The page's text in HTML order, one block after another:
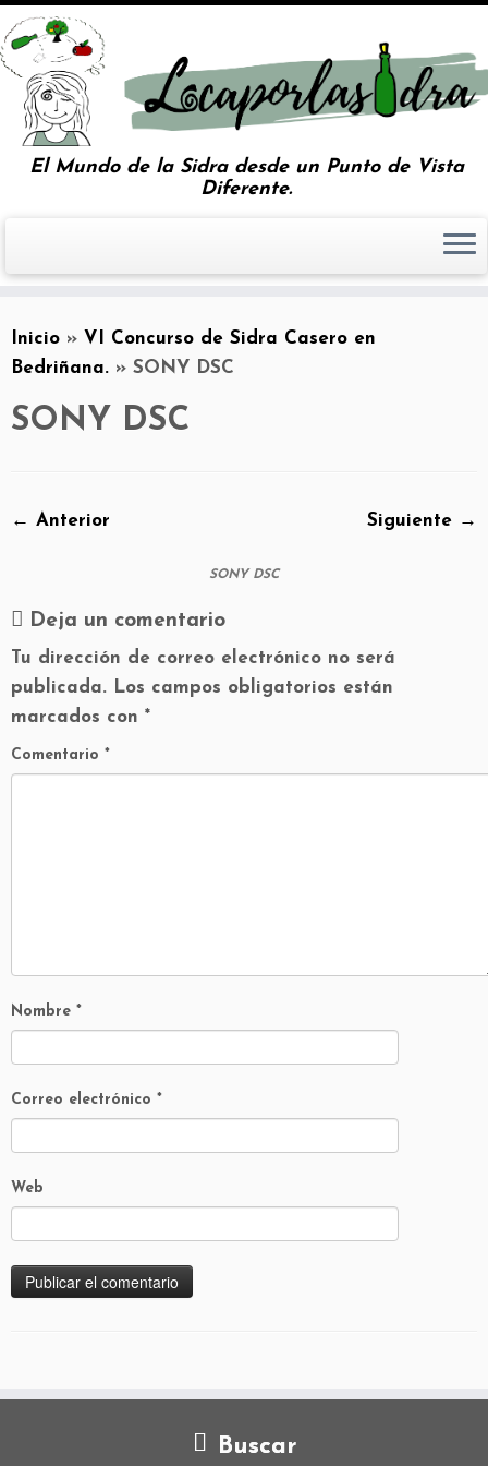
El Mundo de la Sidra desde un Punto de Vista
Diferente.
Inicio » VI Concurso de Sidra Casero en
Bedriñana. » SONY DSC
SONY DSC
← Anterior Siguiente →
SONY DSC
Deja un comentario
Tu dirección de correo electrónico no será
publicada. Los campos obligatorios están
marcados con *
Comentario *
Nombre *
Correo electrónico *
Web
Buscar